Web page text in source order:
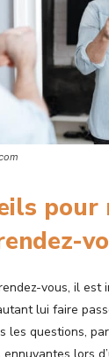
pour
vous, il est
lui faire
les questions,
lors